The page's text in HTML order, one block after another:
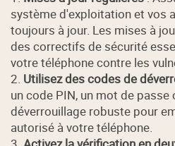
système d'exploitation et vos
toujours à jour. Les mises à
des correctifs de sécurité
votre téléphone contre les
2. Utilisez des codes de
un code PIN, un mot de passe
déverrouillage robuste pour
autorisé à votre téléphone.